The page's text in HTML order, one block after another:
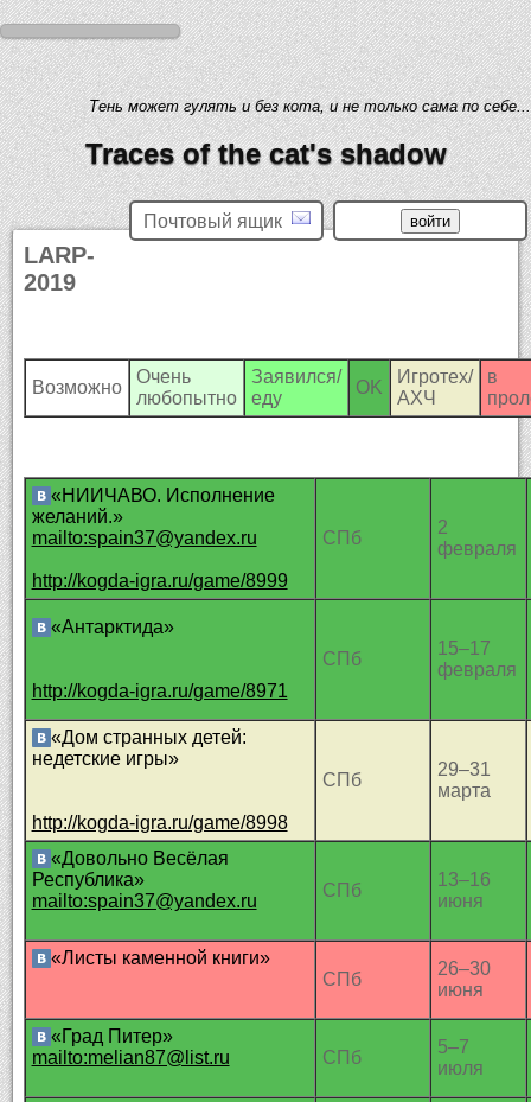
Тень может гулять и без кота, и не только сама по себе...
Traces of the cat's shadow
Почтовый ящик
LARP-
2019
Возможно
Очень
любопытно
Заявился/
еду
OK
Игротех/
АХЧ
в
«НИИЧАВО. Исполнение
желаний.»
mailto:spain37@yandex.ru
http://kogda-igra.ru/game/8999
СПб
2
февраля
«Антарктида»
http://kogda-igra.ru/game/8971
СПб
15–17
февраля
«Дом странных детей:
недетские игры»
http://kogda-igra.ru/game/8998
СПб
29–31
марта
«Довольно Весёлая
Республика»
mailto:spain37@yandex.ru
СПб
13–16
июня
«Листы каменной книги»
СПб
26–30
июня
«Град Питер»
mailto:melian87@list.ru
СПб
5–7
июля